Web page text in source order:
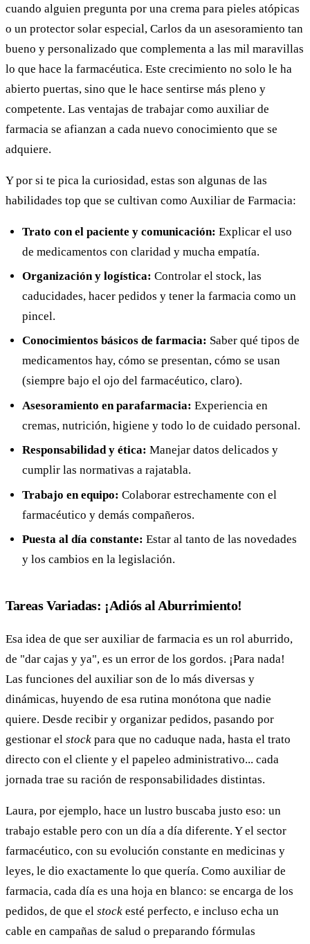
cuando alguien pregunta por una crema para pieles atópicas
o un protector solar especial, Carlos da un asesoramiento tan
bueno y personalizado que complementa a las mil maravillas
lo que hace la farmacéutica. Este crecimiento no solo le ha
abierto puertas, sino que le hace sentirse más pleno y
competente. Las ventajas de trabajar como auxiliar de
farmacia se afianzan a cada nuevo conocimiento que se
adquiere.
Y por si te pica la curiosidad, estas son algunas de las
habilidades top que se cultivan como Auxiliar de Farmacia:
Trato con el paciente y comunicación: Explicar el uso
de medicamentos con claridad y mucha empatía.
Organización y logística: Controlar el stock, las
caducidades, hacer pedidos y tener la farmacia como un
pincel.
Conocimientos básicos de farmacia: Saber qué tipos de
medicamentos hay, cómo se presentan, cómo se usan
(siempre bajo el ojo del farmacéutico, claro).
Asesoramiento en parafarmacia: Experiencia en
cremas, nutrición, higiene y todo lo de cuidado personal.
Responsabilidad y ética: Manejar datos delicados y
cumplir las normativas a rajatabla.
Trabajo en equipo: Colaborar estrechamente con el
farmacéutico y demás compañeros.
Puesta al día constante: Estar al tanto de las novedades
y los cambios en la legislación.
Tareas Variadas: ¡Adiós al Aburrimiento!
Esa idea de que ser auxiliar de farmacia es un rol aburrido,
de "dar cajas y ya", es un error de los gordos. ¡Para nada!
Las funciones del auxiliar son de lo más diversas y
dinámicas, huyendo de esa rutina monótona que nadie
quiere. Desde recibir y organizar pedidos, pasando por
gestionar el stock para que no caduque nada, hasta el trato
directo con el cliente y el papeleo administrativo... cada
jornada trae su ración de responsabilidades distintas.
Laura, por ejemplo, hace un lustro buscaba justo eso: un
trabajo estable pero con un día a día diferente. Y el sector
farmacéutico, con su evolución constante en medicinas y
leyes, le dio exactamente lo que quería. Como auxiliar de
farmacia, cada día es una hoja en blanco: se encarga de los
pedidos, de que el stock esté perfecto, e incluso echa un
cable en campañas de salud o preparando fórmulas